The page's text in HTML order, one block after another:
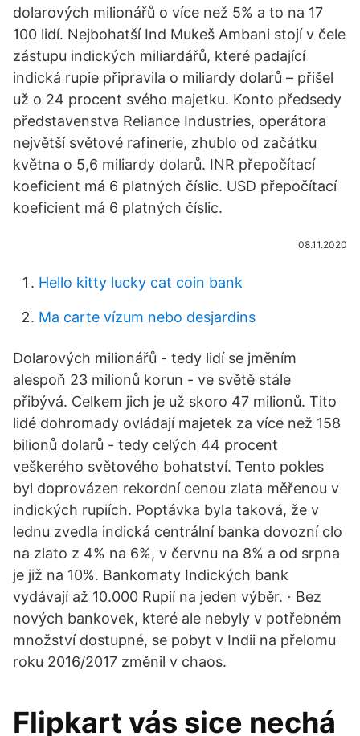
dolarových milionářů o více než 5% a to na 17
100 lidí. Nejbohatší Ind Mukeš Ambani stojí v čele
zástupu indických miliardářů, které padající
indická rupie připravila o miliardy dolarů – přišel
už o 24 procent svého majetku. Konto předsedy
představenstva Reliance Industries, operátora
největší světové rafinerie, zhublo od začátku
května o 5,6 miliardy dolarů. INR přepočítací
koeficient má 6 platných číslic. USD přepočítací
koeficient má 6 platných číslic.
08.11.2020
Hello kitty lucky cat coin bank
Ma carte vízum nebo desjardins
Dolarových milionářů - tedy lidí se jměním
alespoň 23 milionů korun - ve světě stále
přibývá. Celkem jich je už skoro 47 milionů. Tito
lidé dohromady ovládají majetek za více než 158
bilionů dolarů - tedy celých 44 procent
veškerého světového bohatství. Tento pokles
byl doprovázen rekordní cenou zlata měřenou v
indických rupiích. Poptávka byla taková, že v
lednu zvedla indická centrální banka dovozní clo
na zlato z 4% na 6%, v červnu na 8% a od srpna
je již na 10%. Bankomaty Indických bank
vydávají až 10.000 Rupií na jeden výběr. ⋅ Bez
nových bankovek, které ale nebyly v potřebném
množství dostupné, se pobyt v Indii na přelomu
roku 2016/2017 změnil v chaos.
Flipkart vás sice nechá